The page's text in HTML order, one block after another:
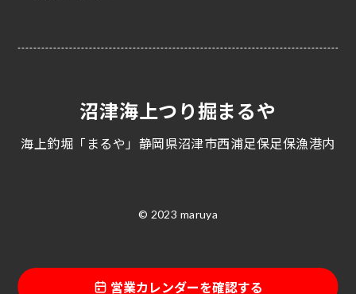
営業カレンダーを確認する
沼津海上つり掘まるや
海上釣堀「まるや」静岡県沼津市西浦足保足保漁港内
© 2023 maruya